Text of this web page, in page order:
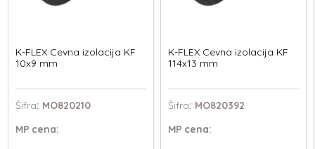
K-FLEX Cevna izolacija KF
10x9 mm
Šifra: MO820210
MP cena:
K-FLEX Cevna izolacija KF
114x13 mm
Šifra: MO820392
MPcena: